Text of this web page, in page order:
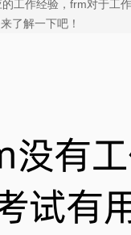
工作经验，frm对于工
了解一下吧！